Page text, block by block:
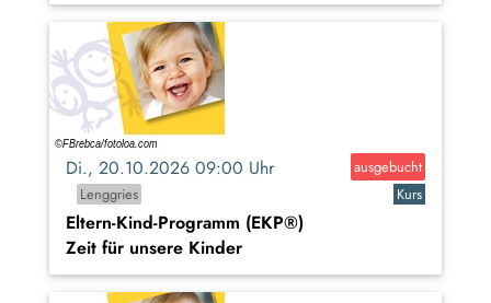
Di., 20.10.2026 09:00 Uhr
ausgebucht
Lenggries
Kurs
Eltern-Kind-Programm (EKP®)
Zeit für unsere Kinder